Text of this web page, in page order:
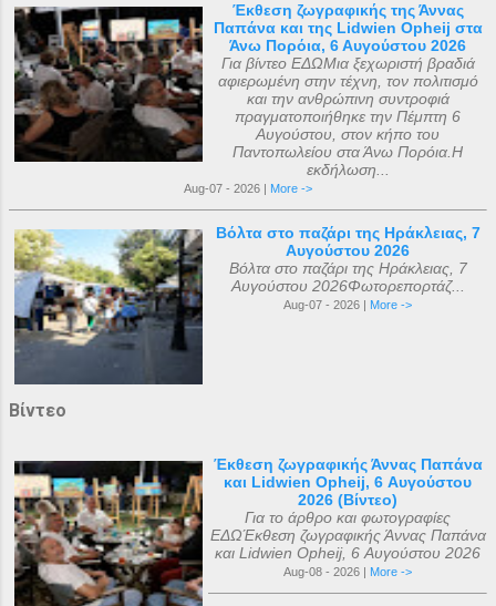
Έκθεση ζωγραφικής της Άννας
Παπάνα και της Lidwien Opheij στα
Άνω Πορόια, 6 Αυγούστου 2026
Για βίντεο ΕΔΩΜια ξεχωριστή βραδιά
αφιερωμένη στην τέχνη, τον πολιτισμό
και την ανθρώπινη συντροφιά
πραγματοποιήθηκε την Πέμπτη 6
Αυγούστου, στον κήπο του
Παντοπωλείου στα Άνω Πορόια.Η
εκδήλωση...
Aug-07 - 2026 | More ->
Βόλτα στο παζάρι της Ηράκλειας, 7
Αυγούστου 2026
Βόλτα στο παζάρι της Ηράκλειας, 7
Αυγούστου 2026Φωτορεπορτάζ...
Aug-07 - 2026 | More ->
Βίντεο
Έκθεση ζωγραφικής Άννας Παπάνα
και Lidwien Opheij, 6 Αυγούστου
2026 (Βίντεο)
Για το άρθρο και φωτογραφίες
ΕΔΩΈκθεση ζωγραφικής Άννας Παπάνα
και Lidwien Opheij, 6 Αυγούστου 2026
Aug-08 - 2026 | More ->